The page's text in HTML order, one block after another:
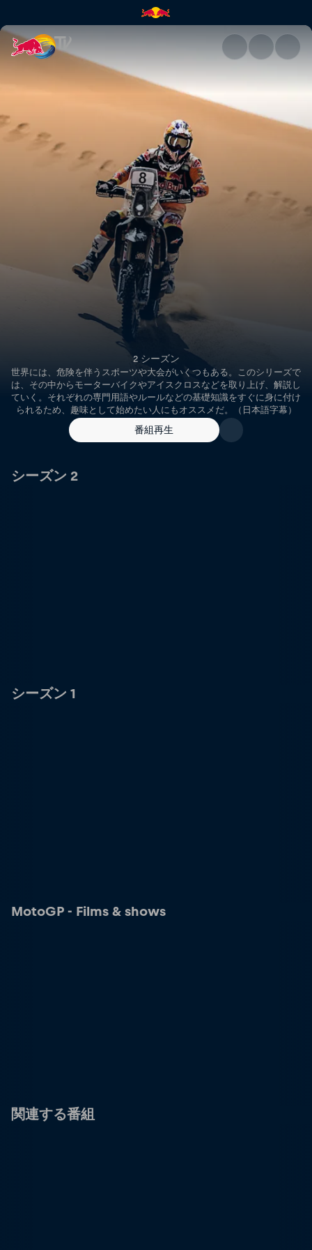
作品名【ABC of -スポーツ入
2 シーズン
世界には、危険を伴うスポーツや大会がいくつもある。このシリーズで
は、その中からモーターバイクやアイスクロスなどを取り上げ、解説し
ていく。それぞれの専門用語やルールなどの基礎知識をすぐに身に付け
られるため、趣味として始めたい人にもオススメだ。（日本語字幕）
番組再生
シーズン 2
シーズン 1
MotoGP - Films & shows
関連する番組